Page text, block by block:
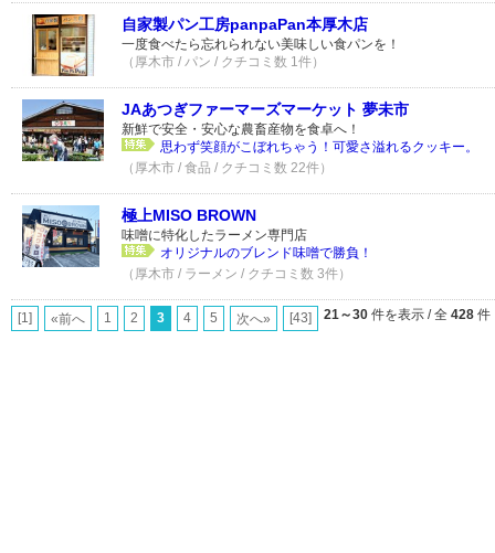
自家製パン工房panpaPan本厚木店
一度食べたら忘れられない美味しい食パンを！
（厚木市 / パン / クチコミ数 1件）
JAあつぎファーマーズマーケット 夢未市
新鮮で安全・安心な農畜産物を食卓へ！
思わず笑顔がこぼれちゃう！可愛さ溢れるクッキー。
（厚木市 / 食品 / クチコミ数 22件）
極上MISO BROWN
味噌に特化したラーメン専門店
オリジナルのブレンド味噌で勝負！
（厚木市 / ラーメン / クチコミ数 3件）
[1] «前へ 1 2 3 4 5 次へ» [43] 21～30 件を表示 / 全 428 件